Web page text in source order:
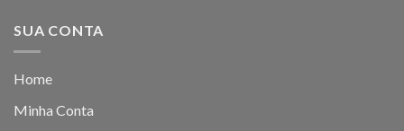
SUA CONTA
Home
Minha Conta